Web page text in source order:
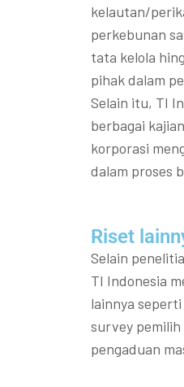
kelautan/
perkebunan
tata kelola
pihak dalam
Selain itu, TI
berbagai
korporasi
dalam proses
Riset
Selain
TI Indonesia
lainnya
survey
pengaduan